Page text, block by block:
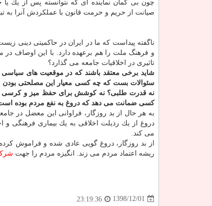
چون بی گمان نماینده ای كه نتوانسته پس از یك یا
صیانت از حریم و حرمت قانون با عملكردش آنرا به
ناگفته پیداست كه ما در ایران در حاكمیتی دینی
و فرهنگ ملت را هم برعهده دارد. با این اوصاف در
تاثیری در اخلاقیات جامعه می گذارد؟
شاید برخی معتقد باشند كه در موقعیت های
سئوالات بست كه چه كسی معیار این مصلحتی
نه قدرت طلبی؟ نه كوشش برای حفظ میز و كرسی
كسی ضمانت می دهد كه دروغ به نفع مردم بوده
به هر حال از بد روزگار، فراوانی این معضل در
دروغ از یك رذیلت اخلاقی به یك بیماری فرهنگی و
می كند.
از بد روزگار، دروغ گویی عادی شده و فراموش
ریشه اعتماد مردم می زند. انگیزه مردم را جهت
1398/12/01
23:19:36